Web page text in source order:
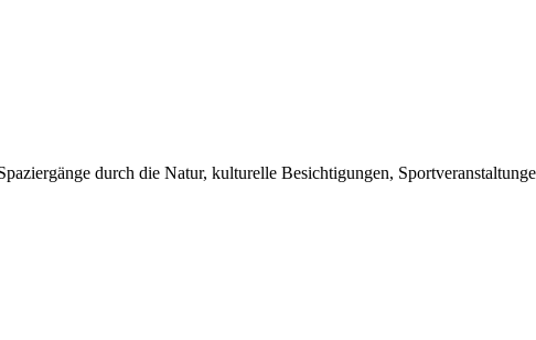
durch die Natur, kulturelle Besichtigungen,